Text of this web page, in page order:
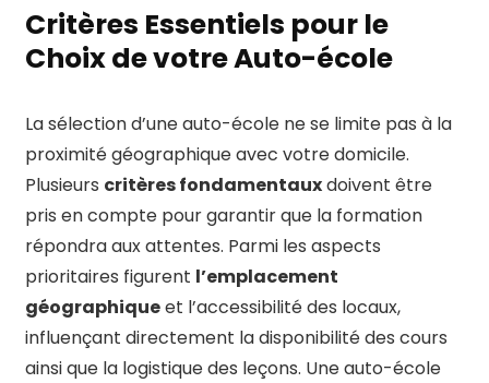
Critères Essentiels pour le
Choix de votre Auto-école
La sélection d’une auto-école ne se limite pas à la
proximité géographique avec votre domicile.
Plusieurs critères fondamentauxdoivent être
pris en compte pour garantir que la formation
répondra aux attentes. Parmi les aspects
prioritaires figurent l’emplacement
géographiqueet l’accessibilité des locaux,
influençant directement la disponibilité des cours
ainsi que la logistique des leçons. Une auto-école